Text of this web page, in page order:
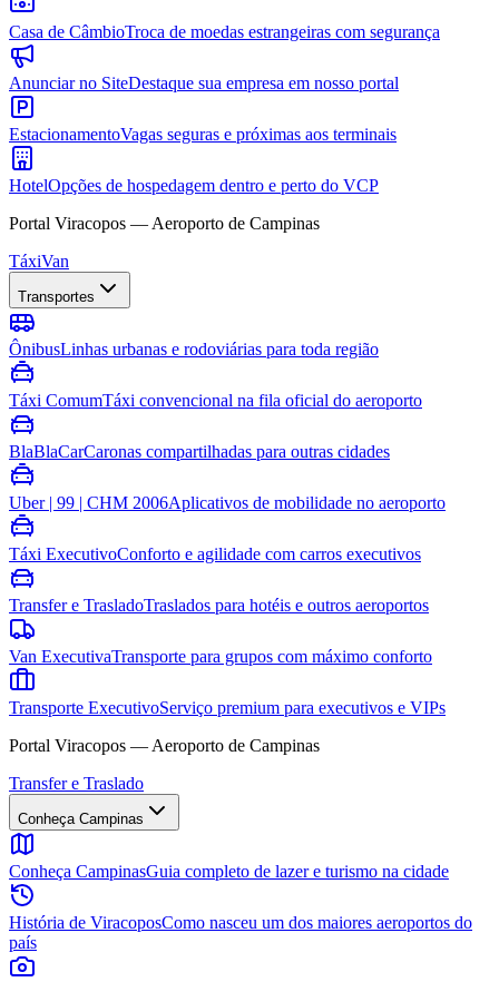
Casa de CâmbioTroca de moedas estrangeiras com segurança
Anunciar no SiteDestaque sua empresa em nosso portal
EstacionamentoVagas seguras e próximas aos terminais
HotelOpções de hospedagem dentro e perto do VCP
Portal Viracopos — Aeroporto de Campinas
TáxiVan
Transportes
ÔnibusLinhas urbanas e rodoviárias para toda região
Táxi ComumTáxi convencional na fila oficial do aeroporto
BlaBlaCarCaronas compartilhadas para outras cidades
Uber | 99 | CHM 2006Aplicativos de mobilidade no aeroporto
Táxi ExecutivoConforto e agilidade com carros executivos
Transfer e TrasladoTraslados para hotéis e outros aeroportos
Van ExecutivaTransporte para grupos com máximo conforto
Transporte ExecutivoServiço premium para executivos e VIPs
Portal Viracopos — Aeroporto de Campinas
Transfer e Traslado
Conheça Campinas
Conheça CampinasGuia completo de lazer e turismo na cidade
História de ViracoposComo nasceu um dos maiores aeroportos do
país